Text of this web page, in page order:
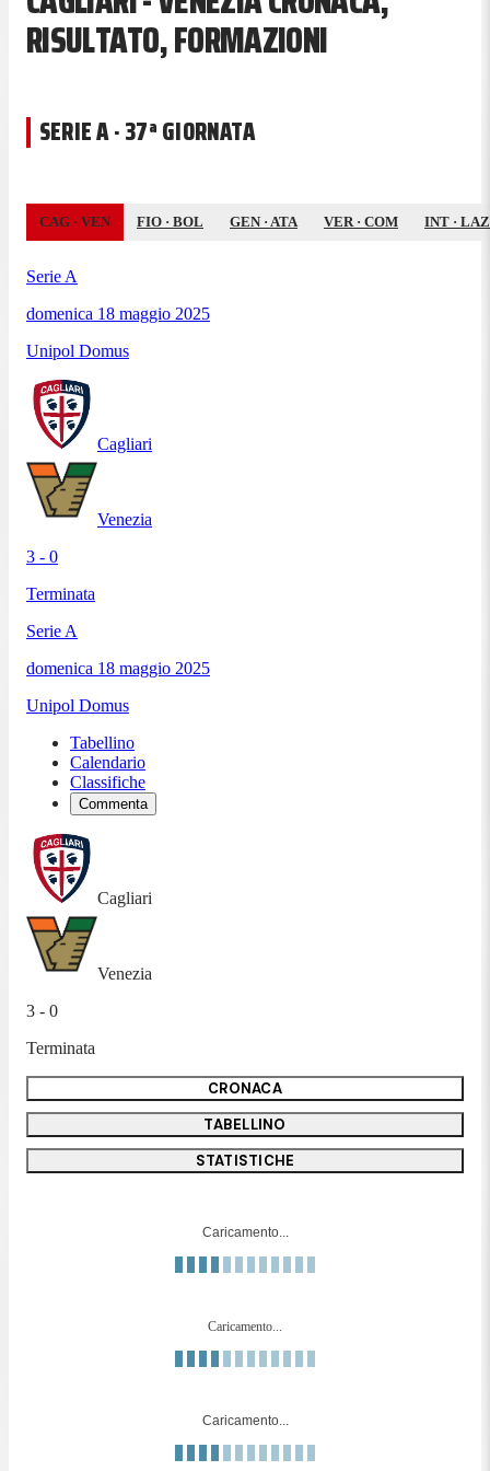
RISULTATO, FORMAZIONI
SERIE A · 37ª GIORNATA
CAG · VEN FIO · BOL GEN · ATA VER· COM INT · LAZ
Serie A
domenica 18 maggio 2025
Unipol Domus
Cagliari
Venezia
3 - 0
Terminata
Serie A
domenica 18 maggio 2025
Unipol Domus
Tabellino
Calendario
Classifiche
Commenta
Cagliari
Venezia
3 - 0
Terminata
CRONACA
TABELLINO
STATISTICHE
Caricamento...
Caricamento...
Caricamento...